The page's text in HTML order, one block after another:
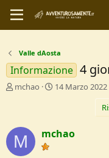
Valle dAosta
Informazione 4
C
t
o
r
mchao
D
d
i
14 Marzo 2022
M mchao